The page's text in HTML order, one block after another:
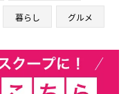
暮らし グルメ